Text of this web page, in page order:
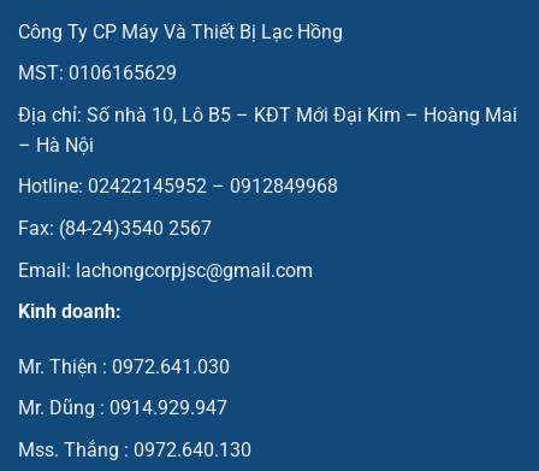
Công Ty CP Máy Và Thiết Bị Lạc Hồng
MST: 0106165629
Địa chỉ: Số nhà 10, Lô B5 – KĐT Mới Đại Kim – Hoàng Mai
– Hà Nội
Hotline: 02422145952 – 0912849968
Fax: (84-24)3540 2567
Email: lachongcorpjsc@gmail.com
Kinh doanh:
Mr. Thiện : 0972.641.030
Mr. Dũng : 0914.929.947
Mss. Thắng : 0972.640.130